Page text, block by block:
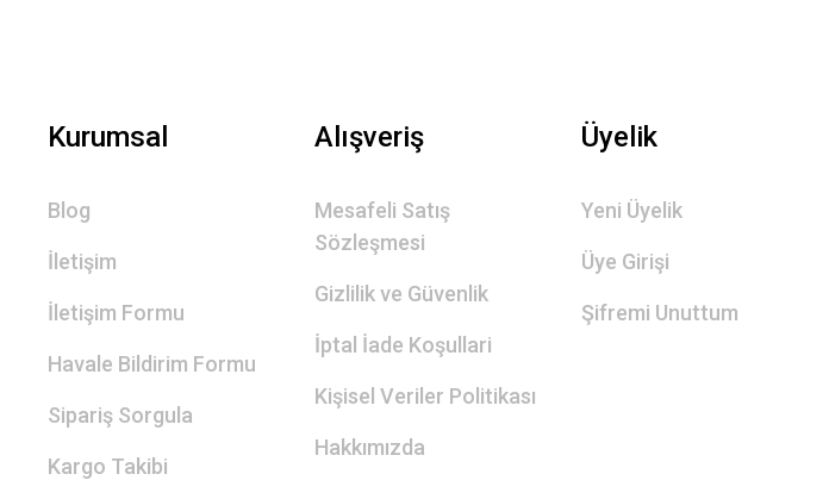
Kurumsal
Blog
İletişim
İletişim Formu
Havale Bildirim Formu
Sipariş Sorgula
Kargo Takibi
Alışveriş
Mesafeli Satış
Sözleşmesi
Gizlilik ve Güvenlik
İptal İade Koşullari
Kişisel Veriler Politikası
Hakkımızda
Üyelik
Yeni Üyelik
Üye Girişi
Şifremi Unuttum